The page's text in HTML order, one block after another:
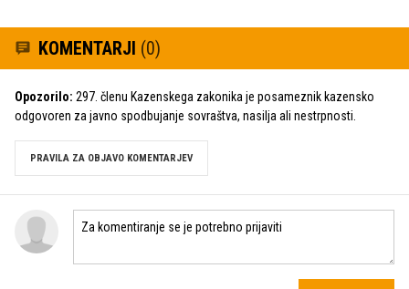
KOMENTARJI (0)
Opozorilo: 297. členu Kazenskega zakonika je posameznik kazensko
odgovoren za javno spodbujanje sovraštva, nasilja ali nestrpnosti.
PRAVILA ZA OBJAVO KOMENTARJEV